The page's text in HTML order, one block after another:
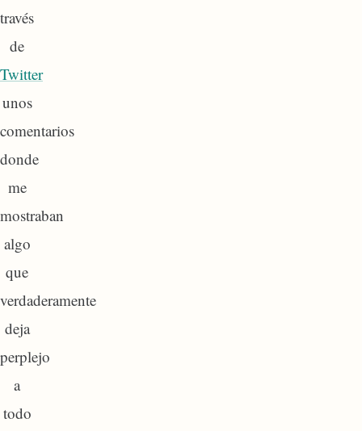
través
de
Twitter
unos
comentarios
donde
me
mostraban
algo
que
verdaderamente
deja
perplejo
a
todo